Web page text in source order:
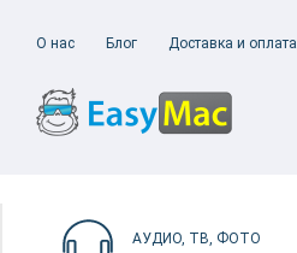
О нас Блог Доставка и оплата
АУДИО, ТВ, ФОТО